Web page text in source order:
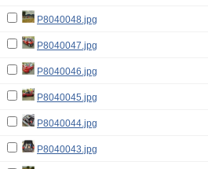
P8040048.jpg
P8040047.jpg
P8040046.jpg
P8040045.jpg
P8040044.jpg
P8040043.jpg